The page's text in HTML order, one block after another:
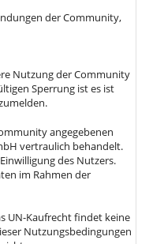
der Community,
Nutzung der Community
Sperrung ist es ist
angegebenen
vertraulich behandelt.
des Nutzers.
im Rahmen der
UN-Kaufrecht findet keine
Nutzungsbedingungen